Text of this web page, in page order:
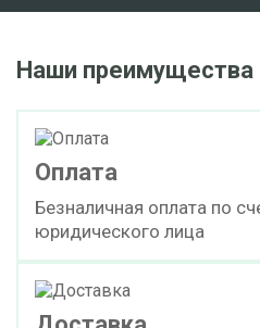
Наши преимущества
Оплата
Безналичная оплата по
юридического лица